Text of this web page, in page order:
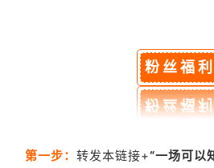
粉丝福利
第一步： 转发本链接+“一场可以